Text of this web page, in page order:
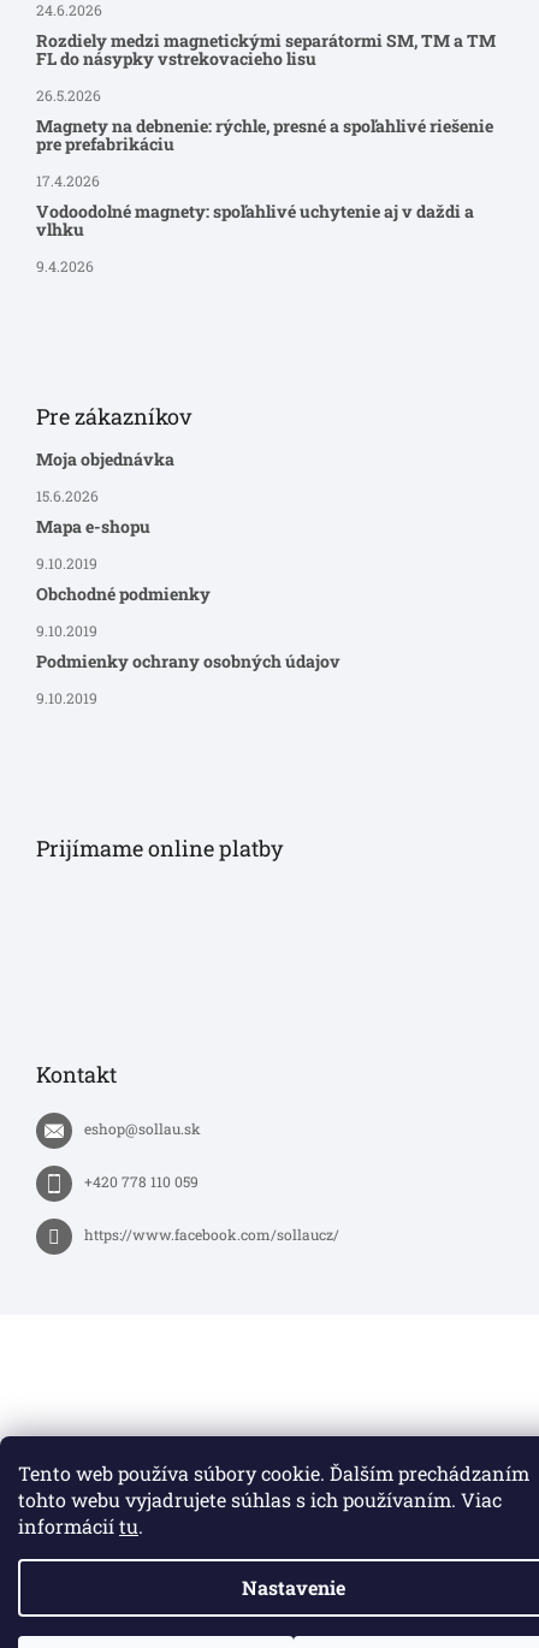
Tento web používa súbory cookie. Ďalším prechádzaním
tohto webu vyjadrujete súhlas s ich používaním. Viac
informáciítu.
Nastavenie
24.6.2026
Rozdiely medzi magnetickými separátormi SM, TM a TM
FL do násypky vstrekovacieho lisu
26.5.2026
Magnety na debnenie: rýchle, presné a spoľahlivé riešenie
pre prefabrikáciu
17.4.2026
Vodoodolné magnety: spoľahlivé uchytenie aj v daždi a
vlhku
9.4.2026
Pre zákazníkov
Moja objednávka
15.6.2026
Mapa e-shopu
9.10.2019
Obchodné podmienky
9.10.2019
Podmienky ochrany osobných údajov
9.10.2019
Prijímame online platby
Kontakt
eshop@sollau.sk
+420 778 110 059
https://www.facebook.com/sollaucz/